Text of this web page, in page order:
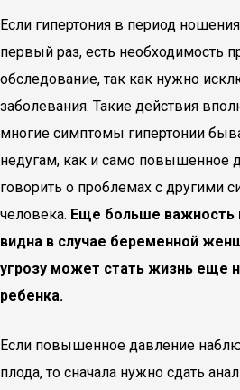
Если гипертония в период
первый раз, есть необходимость
обследование, так как нужно
заболевания. Такие действия
многие симптомы гипертонии
недугам, как и само повышенное
говорить о проблемах с другими
человека. Еще больше важность
видна в случае беременной
угрозу может стать жизнь еще
ребенка.
Если повышенное давление
плода, то сначала нужно сдать